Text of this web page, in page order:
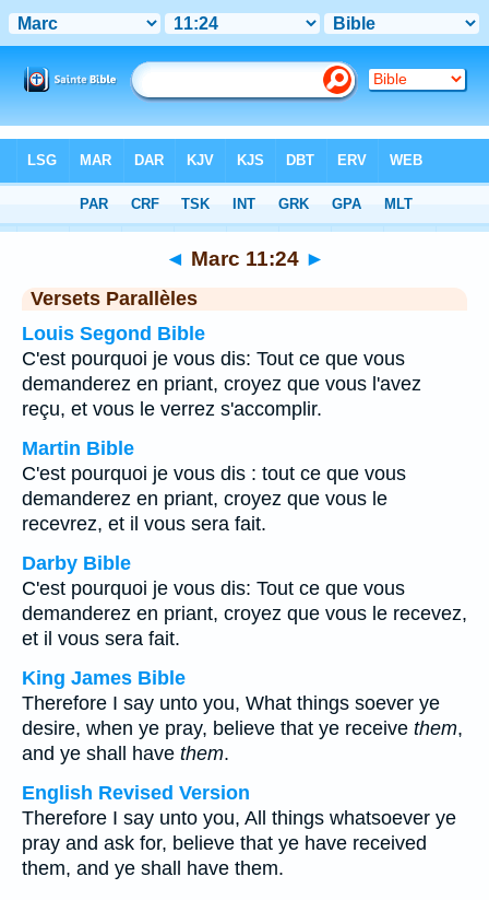
Chapitre 11> Verset 24
◄ Marc 11:24 ►
Versets Parallèles
Louis Segond Bible
C'est pourquoi je vous dis: Tout ce que vous
demanderez en priant, croyez que vous l'avez
reçu, et vous le verrez s'accomplir.
Martin Bible
C'est pourquoi je vous dis : tout ce que vous
demanderez en priant, croyez que vous le
recevrez, et il vous sera fait.
Darby Bible
C'est pourquoi je vous dis: Tout ce que vous
demanderez en priant, croyez que vous le recevez,
et il vous sera fait.
King James Bible
Therefore I say unto you, What things soever ye
desire, when ye pray, believe that ye receive them,
and ye shall have them.
English Revised Version
Therefore I say unto you, All things whatsoever ye
pray and ask for, believe that ye have received
them, and ye shall have them.